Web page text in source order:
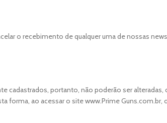
o recebimento de qualquer uma de nossas
cadastrados, portanto, não poderão ser alteradas,
forma, ao acessar o site www.Prime Guns.com.br,